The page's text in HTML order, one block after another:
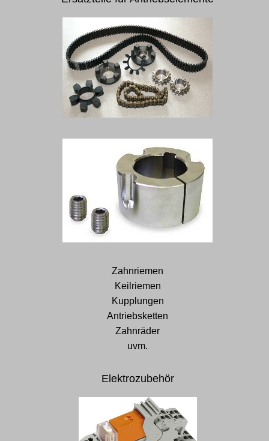
Zahnriemen
Keilriemen
Kupplungen
Antriebsketten
Zahnräder
uvm.
Elektrozubehör